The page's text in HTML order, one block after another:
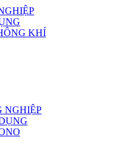
KHÍ
NGHIỆP